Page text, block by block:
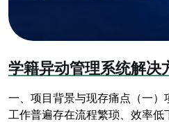
一、项目背景与现存痛点（一
工作普遍存在流程繁琐、效率低